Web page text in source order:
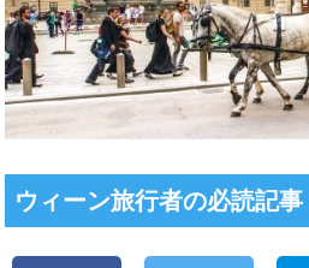
ウィーン旅行者の必読記事